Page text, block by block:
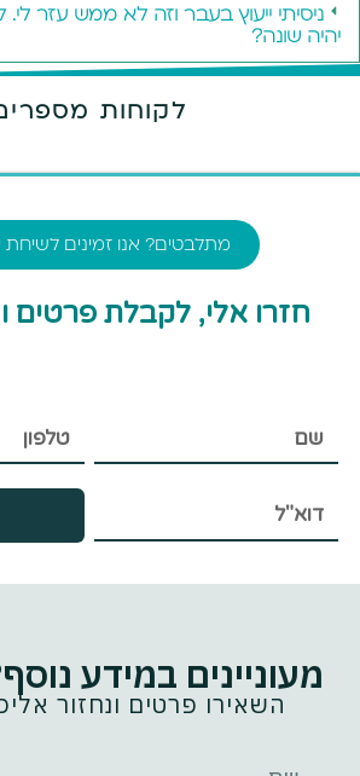
ניסיתי ייעוץ בעבר וזה לא ממש עזר
יהיה שונה?
לקוחות
מתלבטים? אנו זמינים לשיחת
חזרו אלי, לקבלת פרטים
מעוניינים במידע
השאירו פרטים ונחזור